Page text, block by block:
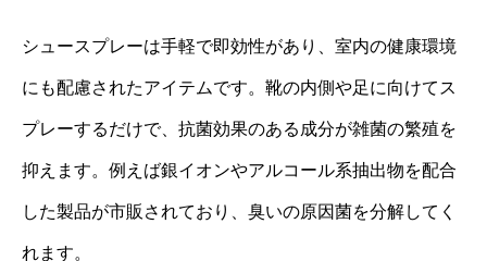
シュースプレーは手軽で即効性があり、室内の健康環境
にも配慮されたアイテムです。靴の内側や足に向けてス
プレーするだけで、抗菌効果のある成分が雑菌の繁殖を
抑えます。例えば銀イオンやアルコール系抽出物を配合
した製品が市販されており、臭いの原因菌を分解してく
れます。